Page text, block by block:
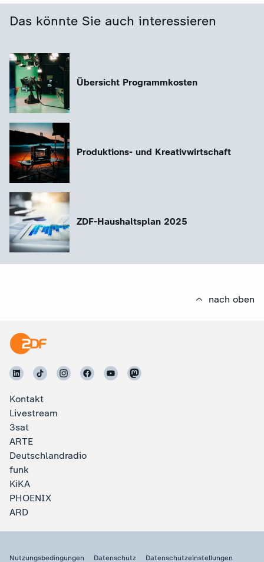
Das könnte Sie auch interessieren
Übersicht Programmkosten
Produktions- und Kreativwirtschaft
ZDF-Haushaltsplan 2025
nach oben
Kontakt
Livestream
3sat
ARTE
Deutschlandradio
funk
KiKA
PHOENIX
ARD
Nutzungsbedingungen Datenschutz Datenschutzeinstellungen